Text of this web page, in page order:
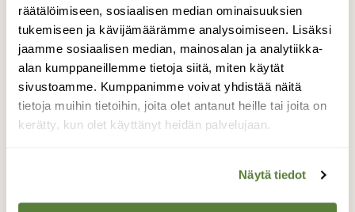
räätälöimiseen, sosiaalisen median ominaisuuksien
tukemiseen ja kävijämäärämme analysoimiseen. Lisäksi
jaamme sosiaalisen median, mainosalan ja analytiikka-
alan kumppaneillemme tietoja siitä, miten käytät
sivustoamme. Kumppanimme voivat yhdistää näitä
tietoja muihin tietoihin, joita olet antanut heille tai joita on
kerätty, kun olet käyttänyt heidän palvelujaan.
Näytä tiedot